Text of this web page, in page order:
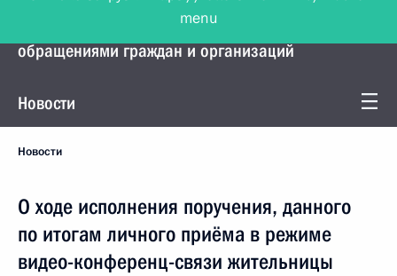
Управление Президента по работе с
обращениями граждан и организаций
Новости
Новости
О ходе исполнения поручения, данного
по итогам личного приёма в режиме
видео-конференц-связи жительницы
menu